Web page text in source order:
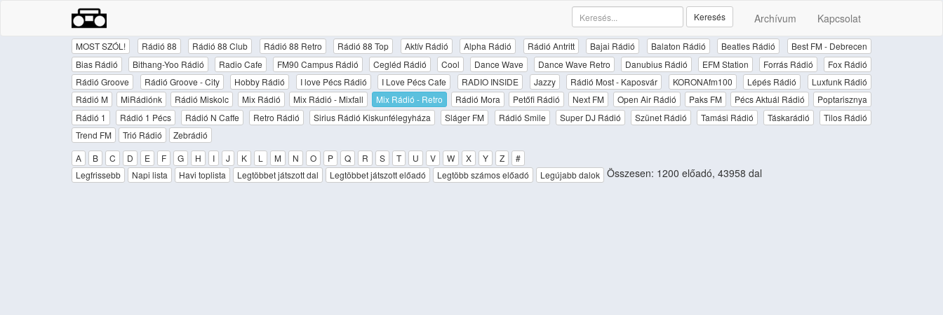
Archívum Kapcsolat
Keresés
MOST SZÓL! Rádió 88 Rádió 88 Club Rádió 88 Retro Rádió 88 Top Aktív Rádió Alpha Rádió Rádió Antritt Bajai Rádió Balaton Rádió Beatles Rádió
Best FM - Debrecen
Bias Rádió
Bithang-Yoo Rádió Radio Cafe FM90 Campus Rádió Cegléd Rádió Cool Dance Wave Dance Wave Retro Danubius Rádió EFM Station Forrás Rádió
Fox Rádió
Rádió Groove
Rádió Groove - City Hobby Rádió I love Pécs Rádió I Love Pécs Cafe RADIO INSIDE Jazzy Rádió Most - Kaposvár KORONAfm100 Lépés Rádió
Luxfunk Rádió
Rádió M
MiRádiónk Rádió Miskolc Mix Rádió Mix Rádió - Mixfall Mix Rádió - Retro Rádió Mora Petőfi Rádió Next FM Open Air Rádió Paks FM Pécs Aktuál Rádió
Poptarisznya
Rádió 1
Rádió 1 Pécs Rádió N Caffe Retro Rádió Sirius Rádió Kiskunfélegyháza Sláger FM Rádió Smile Super DJ Rádió Szünet Rádió Tamási Rádió Táskarádió
Tilos Rádió
Trend FM
Trió Rádió
Zebrádió
A
B C D E F G H I J K L M N O P Q R S T U V W X Y Z
#
Legfrissebb
Napi lista Havi toplista Legtöbbet játszott dal Legtöbbet játszott előadó Legtöbb számos előadó Legújabb dalok Összesen: 1200 előadó, 43958 dal